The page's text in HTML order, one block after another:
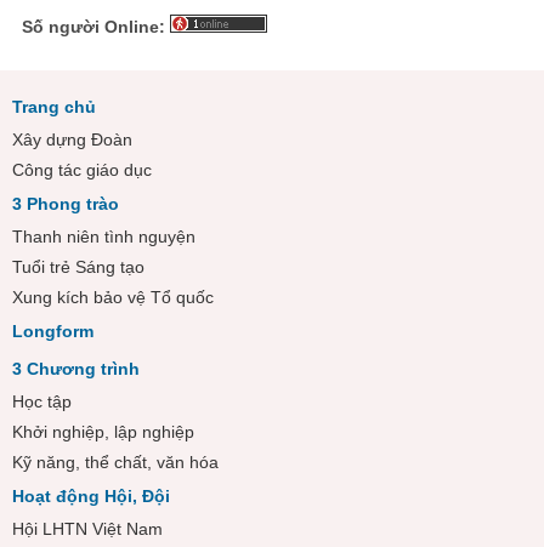
Số người Online:
Trang chủ
Xây dựng Đoàn
Công tác giáo dục
3 Phong trào
Thanh niên tình nguyện
Tuổi trẻ Sáng tạo
Xung kích bảo vệ Tổ quốc
Longform
3 Chương trình
Học tập
Khởi nghiệp, lập nghiệp
Kỹ năng, thể chất, văn hóa
Hoạt động Hội, Đội
Hội LHTN Việt Nam